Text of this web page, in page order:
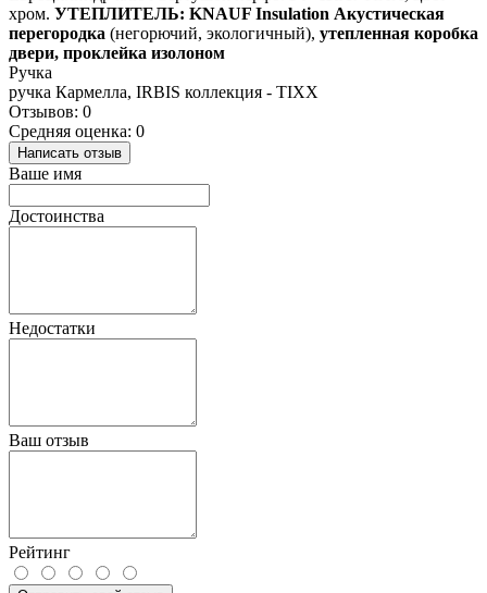
хром. УТЕПЛИТЕЛЬ: KNAUF Insulation Акустическая
перегородка (негорючий, экологичный), утепленная коробка
двери, проклейка изолоном
Ручка
ручка Кармелла, IRBIS коллекция - TIXX
Отзывов: 0
Средняя оценка: 0
Написать отзыв
Ваше имя
Достоинства
Недостатки
Ваш отзыв
Рейтинг